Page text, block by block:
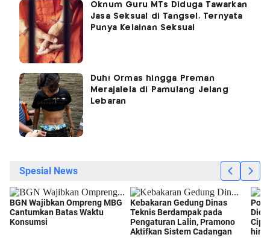
Oknum Guru MTs Diduga Tawarkan
Jasa Seksual di Tangsel, Ternyata
Punya Kelainan Seksual
Duh! Ormas hingga Preman
Merajalela di Pamulang Jelang
Lebaran